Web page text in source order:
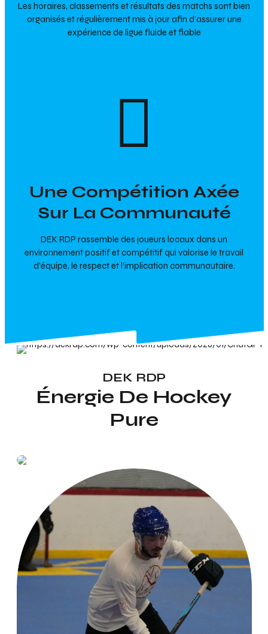
Les horaires, classements et résultats des matchs sont bien
organisés et régulièrement mis à jour afin d’assurer une
expérience de ligue fluide et fiable
Une Compétition Axée
Sur La Communauté
DEK RDP rassemble des joueurs locaux dans un
environnement positif et compétitif qui valorise le travail
d’équipe, le respect et l’implication communautaire.
DEK RDP
Énergie De Hockey
Pure